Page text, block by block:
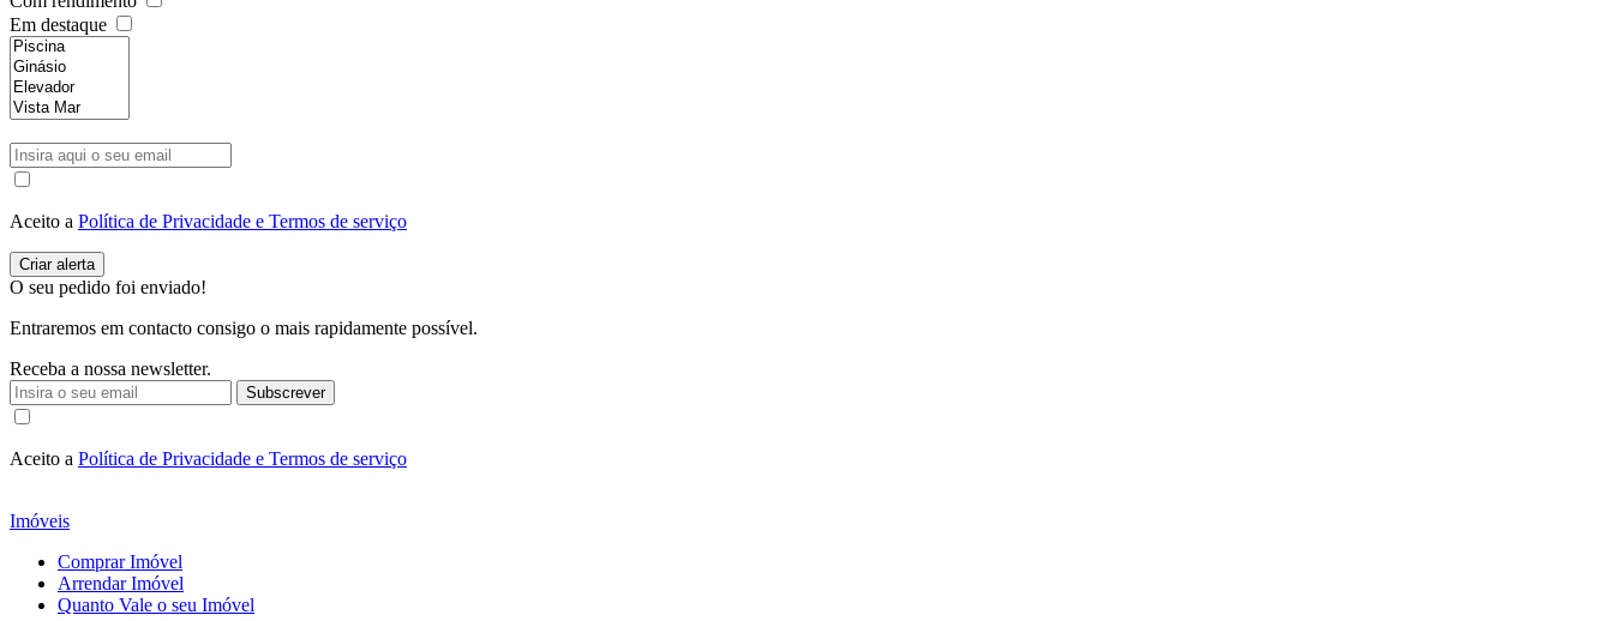
Em destaque
Aceito a Política de Privacidade e Termos de serviço
O seu pedido foi enviado!
Entraremos em contacto consigo o mais rapidamente possível.
Receba a nossa newsletter.
Subscrever
Aceito a Política de Privacidade e Termos de serviço
Imóveis
Comprar Imóvel
Arrendar Imóvel
Quanto Vale o seu Imóvel